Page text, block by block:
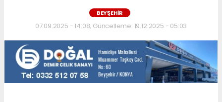
BEYŞEHIR
07.09.2025 - 14:08, Güncelleme: 19.12.2025 - 05:03